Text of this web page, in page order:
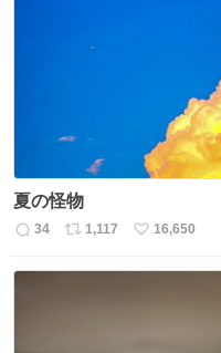
夏の怪物
返
34
リ
1,117
い
16,650